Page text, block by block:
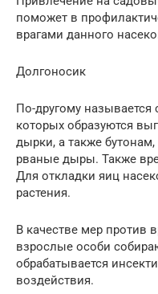
поможет в
врагами данного
Долгоносик
По-другому
которых образуются
дырки, а также
рваные дыры. Также
Для откладки яиц
растения.
В качестве мер против
взрослые особи
обрабатывается
воздействия.